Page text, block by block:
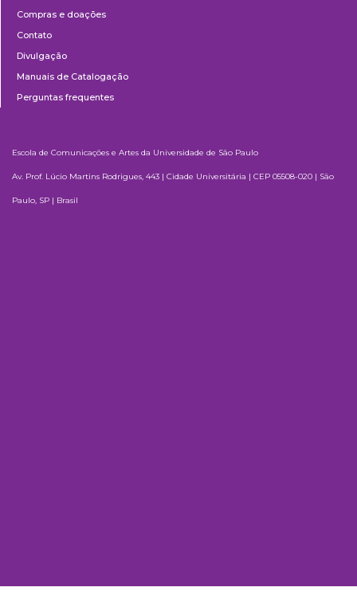
Compras e doações
Contato
Divulgação
Manuais de Catalogação
Perguntas frequentes
Escola de Comunicações e Artes da Universidade de São Paulo
Av. Prof. Lúcio Martins Rodrigues, 443 | Cidade Universitária | CEP 05508-020 | São
Paulo, SP | Brasil